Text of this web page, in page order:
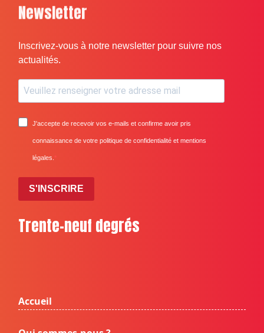
Newsletter
Inscrivez-vous à notre newsletter pour suivre nos
actualités.
J'accepte de recevoir vos e-mails et confirme avoir pris
connaissance de votre politique de confidentialité et mentions
légales.
S'INSCRIRE
Trente-neuf degrés
Accueil